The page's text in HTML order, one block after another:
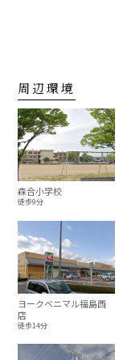
周辺環境
森合小学校
徒歩9分
ヨークベニマル福島西
店
徒歩14分